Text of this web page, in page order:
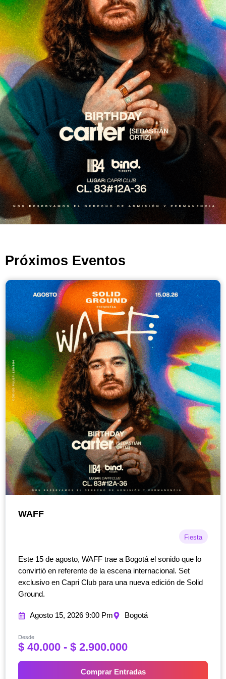
Próximos Eventos
WAFF
Fiesta
Este 15 de agosto, WAFF trae a Bogotá el sonido que lo
convirtió en referente de la escena internacional. Set
exclusivo en Capri Club para una nueva edición de Solid
Ground.
Agosto 15, 2026 9:00 Pm Bogotá
Desde
$40.000 - $2.900.000R
n
Comprar Entradas